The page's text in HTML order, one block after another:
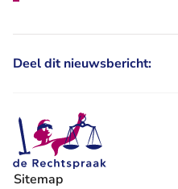
Deel dit nieuwsbericht:
Sitemap